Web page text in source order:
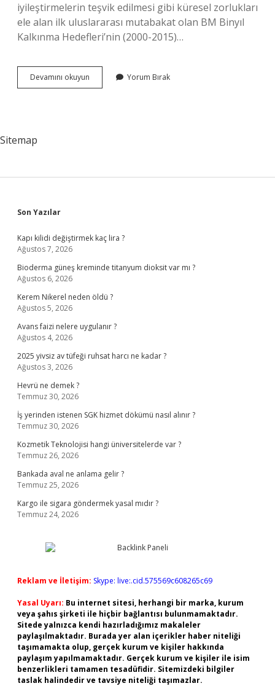
iyileştirmelerin teşvik edilmesi gibi küresel zorlukları
ele alan ilk uluslararası mutabakat olan BM Binyıl
Kalkınma Hedefleri’nin (2000-2015)…
Devamını okuyun
Ajandası
Yorum Bırak
Sitemap
Sidebar
Son Yazılar
Kapı kilidi değiştirmek kaç lira ?
Ağustos 7, 2026
Bioderma güneş kreminde titanyum dioksit var mı ?
Ağustos 6, 2026
Kerem Nikerel neden öldü ?
Ağustos 5, 2026
Avans faizi nelere uygulanır ?
Ağustos 4, 2026
2025 yivsiz av tüfeği ruhsat harcı ne kadar ?
Ağustos 3, 2026
Hevrü ne demek ?
Temmuz 30, 2026
İş yerinden istenen SGK hizmet dökümü nasıl alınır ?
Temmuz 30, 2026
Kozmetik Teknolojisi hangi üniversitelerde var ?
Temmuz 26, 2026
Bankada aval ne anlama gelir ?
Temmuz 25, 2026
Kargo ile sigara göndermek yasal mıdır ?
Temmuz 24, 2026
Reklam ve İletişim: Skype: live:.cid.575569c608265c69
Yasal Uyarı: Bu internet sitesi, herhangi bir marka, kurum
veya şahıs şirketi ile hiçbir bağlantısı bulunmamaktadır.
Sitede yalnızca kendi hazırladığımız makaleler
paylaşılmaktadır. Burada yer alan içerikler haber niteliği
taşımamakta olup, gerçek kurum ve kişiler hakkında
paylaşım yapılmamaktadır. Gerçek kurum ve kişiler ile isim
benzerlikleri tamamen tesadüfidir. Sitemizdeki bilgiler
taslak halindedir ve tavsiye niteliği taşımazlar.